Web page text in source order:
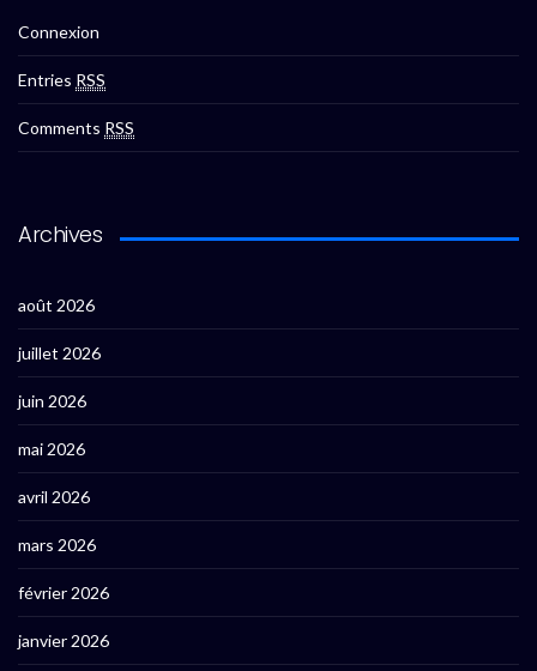
Connexion
Entries RSS
Comments RSS
Archives
août 2026
juillet 2026
juin 2026
mai 2026
avril 2026
mars 2026
février 2026
janvier 2026